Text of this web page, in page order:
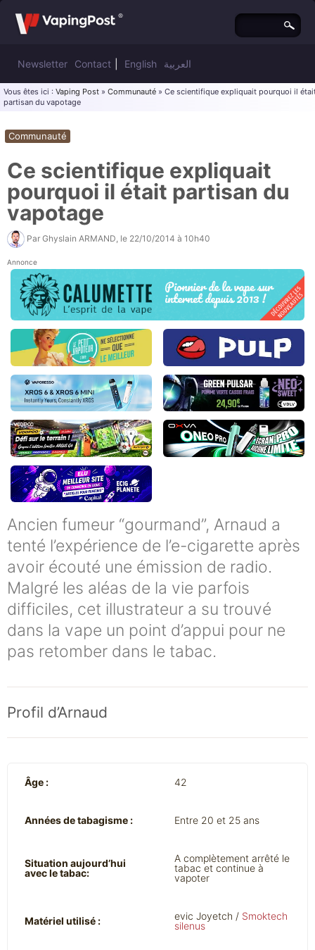
Newsletter Contact English العربية
Vous êtes ici : Vaping Post » Communauté » Ce scientifique expliquait pourquoi il
partisan du vapotage
Communauté
Ce scientifique expliquait
pourquoi il était partisan du
vapotage
Par Ghyslain ARMAND , le 22/10/2014 à 10h40
Annonce
Ancien fumeur “gourmand”, Arnaud a
tenté l’expérience de l’e-cigarette après
avoir écouté une émission de radio.
Malgré les aléas de la vie parfois
difficiles, cet illustrateur a su trouvé
dans la vape un point d’appui pour ne
pas retomber dans le tabac.
Profil d’Arnaud
Âge : 42
Années de tabagisme : Entre 20 et 25 ans
Situation aujourd’hui
avec le tabac:
A complètement arrêté le
tabac et continue à
vapoter
Matériel utilisé : evic Joyetch / Smoktech
silenus